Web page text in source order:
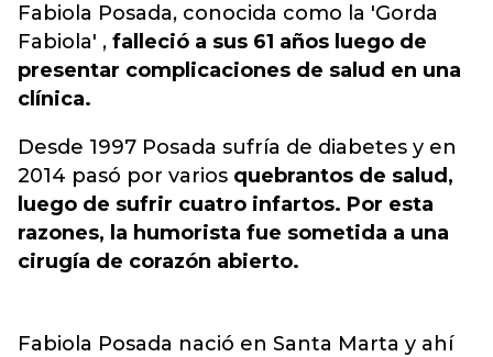
Fabiola Posada, conocida como la 'Gorda
Fabiola' , falleció a sus 61 años luego de
presentar complicaciones de salud en una
clínica.
Desde 1997 Posada sufría de diabetes y en
2014 pasó por varios quebrantos de salud,
luego de sufrir cuatro infartos. Por esta
razones, la humorista fue sometida a una
cirugía de corazón abierto.
Fabiola Posada nació en Santa Marta y ahí